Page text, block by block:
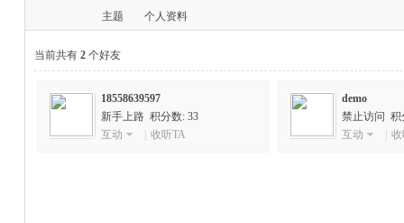
主题 个人资料
当前共有 2 个好友
18558639597
新手上路 积分数: 33
互动
收听TA
demo
禁止访问 积
互动
收